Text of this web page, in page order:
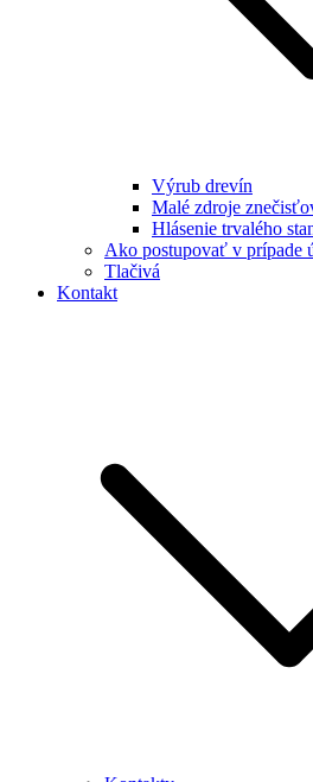
Výrub drevín
Malé zdroje
Hlásenie trvalého
Ako postupovať v prípade
Tlačivá
Kontakt